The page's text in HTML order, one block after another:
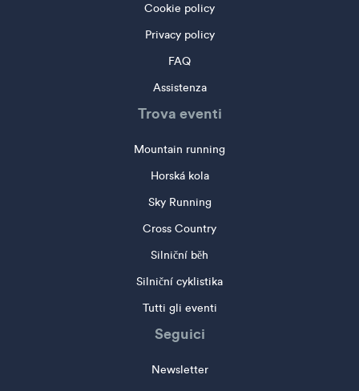
Cookie policy
Privacy policy
FAQ
Assistenza
Trova eventi
Mountain running
Horská kola
Sky Running
Cross Country
Silniční běh
Silniční cyklistika
Tutti gli eventi
Seguici
Newsletter